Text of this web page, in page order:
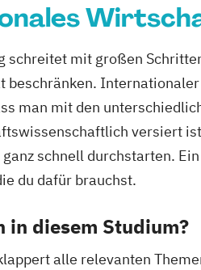
schreitet mit großen
beschränken.
man mit den
versiert
schnell durchstarten.
du dafür brauchst.
in diesem Studium?
alle relevanten